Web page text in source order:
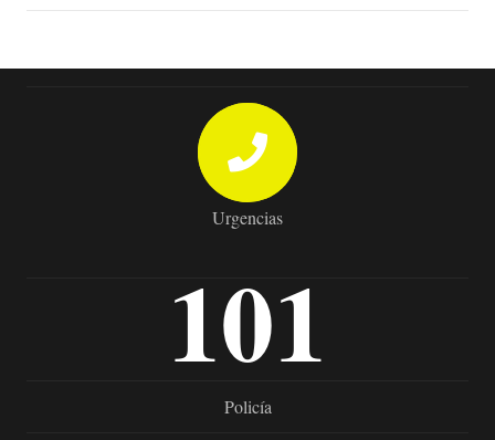
Urgencias
101
Policía